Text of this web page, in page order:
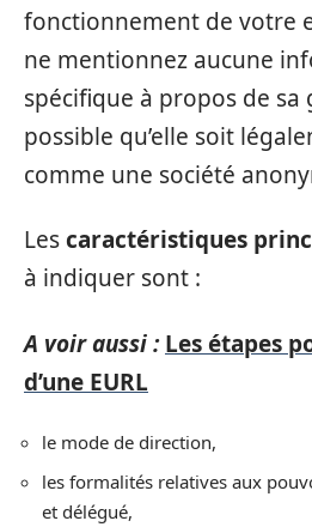
fonctionnement de votre
ne mentionnez aucune
spécifique à propos de sa
possible qu’elle soit
comme une société
Lescaractéristiques
à indiquer sont :
A voir aussi : Les étapes
d’une EURL
le mode de direction,
les formalités relatives aux
et délégué,